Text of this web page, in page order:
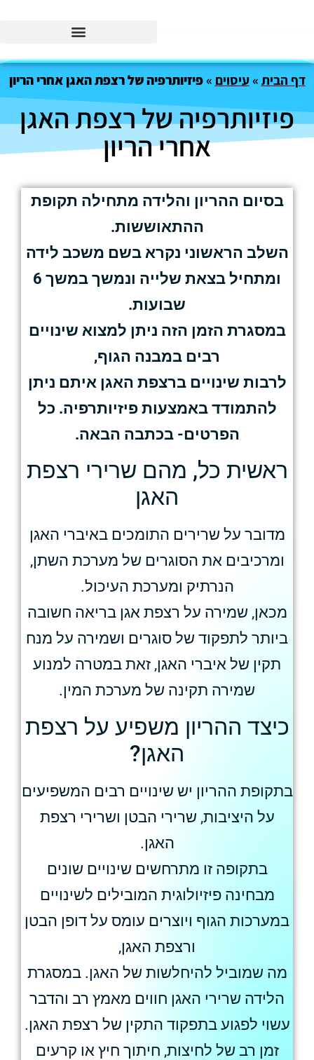
דף הבית »עיסוים »פיזיותרפיה של רצפת האגן אחרי הריון
פיזיותרפיה של רצפת האגן
אחרי הריון
בסיום ההריון והלידה מתחילה תקופת
ההתאוששות.
השלב הראשוני נקרא בשם משכב לידה
ומתחיל בצאת שלייה ונמשך במשך 6
שבועות.
במסגרת הזמן הזה ניתן למצוא שינויים
רבים במבנה הגוף,
לרבות שינויים ברצפת האגן איתם ניתן
להתמודד באמצעות פיזיותרפיה. כל
הפרטים- בכתבה הבאה.
ראשית כל, מהם שרירי רצפת
האגן
מדובר על שרירים התומכים באיברי האגן
ומרכיבים את הסוגרים של מערכת השתן,
הנרתיק ומערכת העיכול.
מכאן, שמירה על רצפת אגן בריאה חשובה
ביותר לתפקוד של סוגרים ושמירה על מנח
תקין של איברי האגן, זאת במטרה למנוע
שמירה תקינה של מערכת המין.
כיצד ההריון משפיע על רצפת
האגן?
בתקופת ההריון יש שינויים רבים המשפיעים
על היציבות, שרירי הבטן ושרירי רצפת
האגן.
בתקופה זו מתרחשים שינויים שונים
מבחינה פיזיולוגית המובילים לשינויים
במערכות הגוף ויוצרים עומס על דופן הבטן
ורצפת האגן,
מה שמוביל להיחלשות של האגן. במסגרת
הלידה שרירי האגן חווים מאמץ רב והדבר
עשוי לפגוע בתפקוד התקין של רצפת האגן.
זמן רב של לחיצות, חיתוך חיץ או קרעים